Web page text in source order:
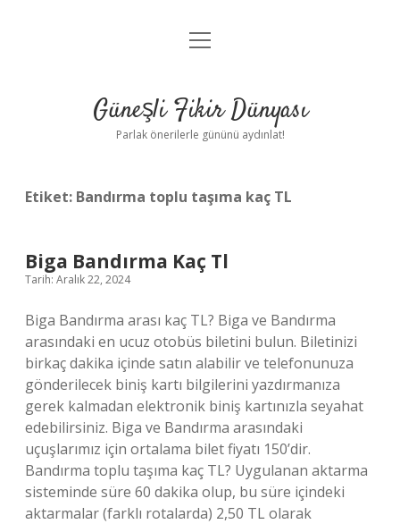
Anasayfa
Yasal Uyarı
menüyü
Güneşli Fikir Dünyası
Parlak önerilerle gününü aydınlat!
Etiket: Bandırma toplu taşıma kaç TL
Biga Bandırma Kaç Tl
Tarih: Aralık 22, 2024
Biga Bandırma arası kaç TL? Biga ve Bandırma
arasındaki en ucuz otobüs biletini bulun. Biletinizi
birkaç dakika içinde satın alabilir ve telefonunuza
gönderilecek biniş kartı bilgilerini yazdırmanıza
gerek kalmadan elektronik biniş kartınızla seyahat
edebilirsiniz. Biga ve Bandırma arasındaki
uçuşlarımız için ortalama bilet fiyatı 150’dir.
Bandırma toplu taşıma kaç TL? Uygulanan aktarma
sisteminde süre 60 dakika olup, bu süre içindeki
aktarmalar (farklı rotalarda) 2,50 TL olarak